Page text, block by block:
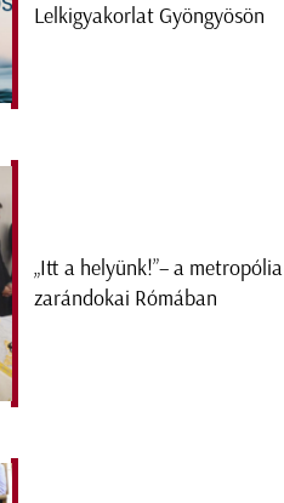
Lelkigyakorlat Gyöngyösön
„Itt a helyünk!”– a metropólia
zarándokai Rómában